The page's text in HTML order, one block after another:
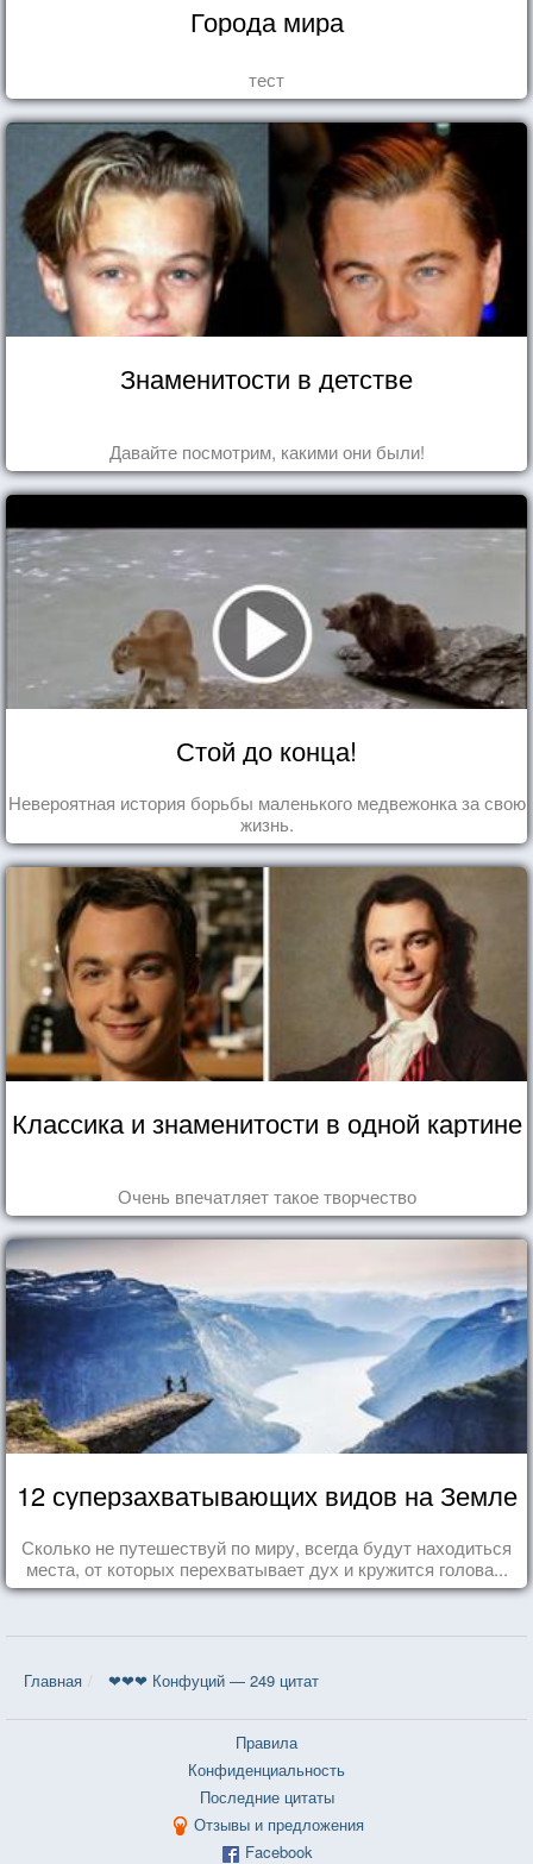
Города мира
тест
Знаменитости в детстве
Давайте посмотрим, какими они были!
Стой до конца!
Невероятная история борьбы маленького медвежонка за свою
жизнь.
Классика и знаменитости в одной картине
Очень впечатляет такое творчество
12 суперзахватывающих видов на Земле
Сколько не путешествуй по миру, всегда будут находиться
места, от которых перехватывает дух и кружится голова...
Главная ❤❤❤ Конфуций — 249 цитат
Правила
Конфиденциальность
Последние цитаты
Отзывы и предложения
Facebook